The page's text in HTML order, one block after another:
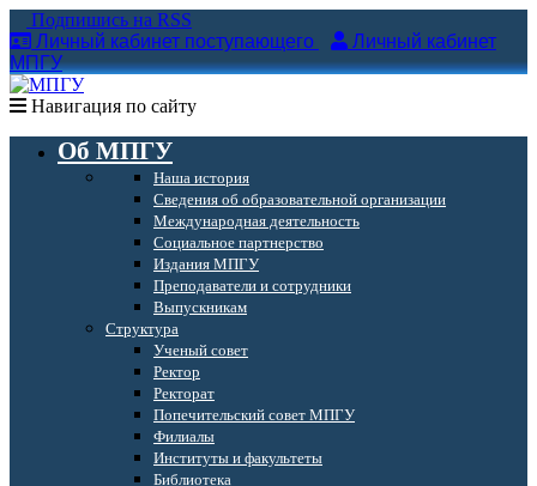
Подпишись на RSS
Личный кабинет поступающего
Личный кабинет
МПГУ
Навигация по сайту
Об МПГУ
Наша история
Сведения об образовательной организации
Международная деятельность
Социальное партнерство
Издания МПГУ
Преподаватели и сотрудники
Выпускникам
Структура
Ученый совет
Ректор
Ректорат
Попечительский совет МПГУ
Филиалы
Институты и факультеты
Библиотека